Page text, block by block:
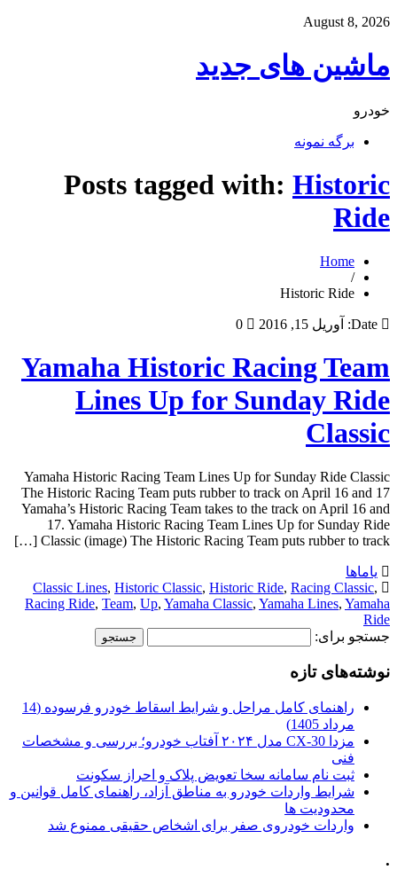
August 8, 2026
ماشین های جدید
خودرو
برگه نمونه
Posts tagged with: Historic
Ride
Home
/
Historic Ride
Date: آوریل 15, 2016 0
Yamaha Historic Racing Team
Lines Up for Sunday Ride
Classic
Yamaha Historic Racing Team Lines Up for Sunday Ride Classic
The Historic Racing Team puts rubber to track on April 16 and 17
Yamaha’s Historic Racing Team takes to the track on April 16 and
17. Yamaha Historic Racing Team Lines Up for Sunday Ride
Classic (image) The Historic Racing Team puts rubber to track […]
یاماها
Classic Lines, Historic Classic, Historic Ride, Racing Classic,
Racing Ride, Team, Up, Yamaha Classic, Yamaha Lines, Yamaha
Ride
جستجو برای:
نوشته‌های تازه
راهنمای کامل مراحل و شرایط اسقاط خودرو فرسوده (14
مرداد 1405)
مزدا CX-30 مدل ۲۰۲۴ آفتاب خودرو؛ بررسی و مشخصات
فنی
ثبت نام سامانه سخا تعویض پلاک و احراز سکونت
شرایط واردات خودرو به مناطق آزاد، راهنمای کامل قوانین و
محدودیت ها
واردات خودروی صفر برای اشخاص حقیقی ممنوع شد
.